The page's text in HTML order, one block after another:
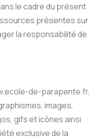
le cadre du présent
présentes sur
la responsabilité de
de-parapente.fr,
images,
gifs et icônes ainsi
exclusive de la